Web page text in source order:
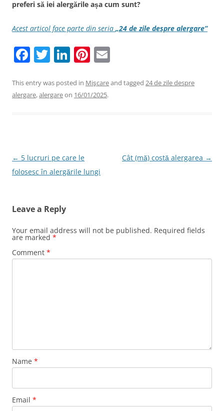
preferi să iei alergările așa cum sunt?
Acest articol face parte din seria „24 de zile despre alergare”
F
c
e
o
k
T
itt
er
Li
k
e
Pi
er
e
ai
This entry was posted in Mişcareand tagged 24 de zile despre
alergare,alergareon 16/01/2025.
Post
navigation
← 5 lucruri pe care le
folosesc în alergările lungi
Cât (mă) costă alergarea →
Leave a Reply
Your email address will not be published. Required fields
are marked *
Comment *
Name *
Email *